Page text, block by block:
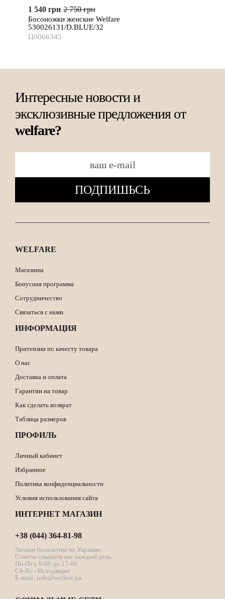
1 540 грн 2 750 грн
Босоножки женские Welfare
530026131/D.BLUE/32
Ц0066345
Интересные новости и
эксклюзивные предложения от
welfare?
ПОДПИШЬСЬ
WELFARE
Магазины
Бонусная программа
Сотрудничество
Связаться с нами
ИНФОРМАЦИЯ
Притензии по качесту товара
О нас
Доставка и оплата
Гарантии на товар
Как сделать возврат
Таблица размеров
ПРОФИЛЬ
Личный кабинет
Избранное
Политика конфиденциальности
Условия использования сайта
ИНТЕРНЕТ МАГАЗИН
+38 (044) 364-81-98
Звонки бесплатны по Украине.
Советы слышать вас каждый день
Пн-Пт с 9-00 до 17-00.
Сб-Вс - Исходящие
E-mail: info@welfare.ua